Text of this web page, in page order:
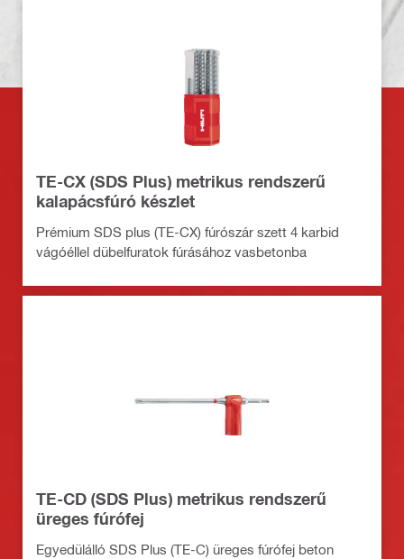
TE-CX (SDS Plus) metrikus rendszerű
kalapácsfúró készlet
Prémium SDS plus (TE-CX) fúrószár szett 4 karbid
vágóéllel dübelfuratok fúrásához vasbetonba
TE-CD (SDS Plus) metrikus rendszerű
üreges fúrófej
Egyedülálló SDS Plus (TE-C) üreges fúrófej beton